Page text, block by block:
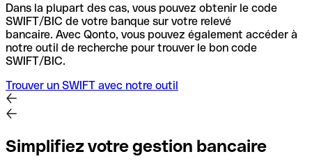
Dans la plupart des cas, vous pouvez obtenir le code
SWIFT/BIC de votre banque sur votre relevé
bancaire. Avec Qonto, vous pouvez également accéder à
notre outil de recherche pour trouver le bon code
SWIFT/BIC.
Trouver un SWIFT avec notre outil
Simplifiez votre gestion bancaire